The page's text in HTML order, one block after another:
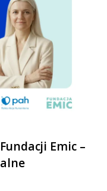
Emic –